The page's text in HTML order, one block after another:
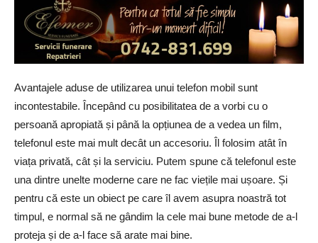
Avantajele aduse de utilizarea unui telefon mobil sunt
incontestabile. Începând cu posibilitatea de a vorbi cu o
persoană apropiată și până la opțiunea de a vedea un film,
telefonul este mai mult decât un accesoriu. Îl folosim atât în
viața privată, cât și la serviciu. Putem spune că telefonul este
una dintre unelte moderne care ne fac viețile mai ușoare. Și
pentru că este un obiect pe care îl avem asupra noastră tot
timpul, e normal să ne gândim la cele mai bune metode de a-l
proteja și de a-l face să arate mai bine.